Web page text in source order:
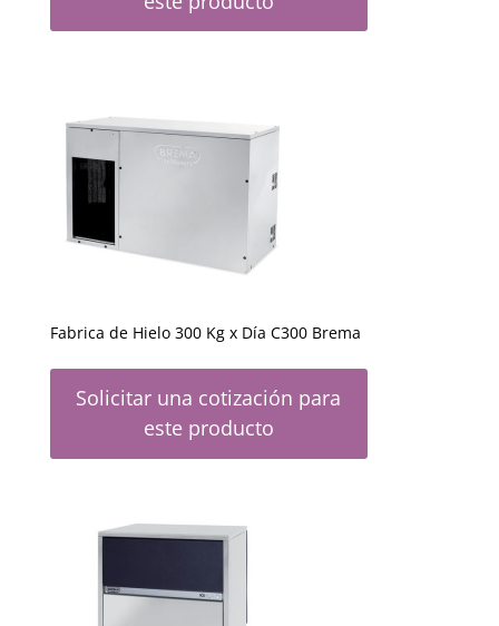
Fabrica de Hielo 300 Kg x Día C300 Brema
Solicitar una cotización para
este producto